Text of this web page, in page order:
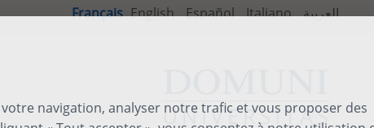
navigation, analyser notre trafic et vous proposer des
Français English Español Italiano العربية